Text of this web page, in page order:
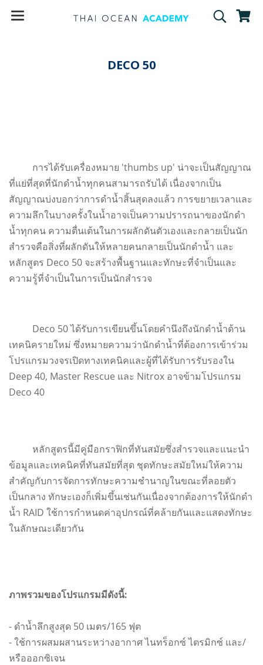
DECO 50
การได้รับเครื่องหมาย 'thumbs up' น่าจะเป็นสัญญาณ
ที่แย่ที่สุดที่นักดำน้ำทุกคนสามารถรับได้ เนื่องจากเป็น
สัญญาณบ่งบอกว่าการดำน้ำสิ้นสุดลงแล้ว การขยายเวลาและ
ความลึกในบางครั้งในน้ำอาจเป็นความปรารถนาของนักดำ
น้ำทุกคน ความตื่นเต้นในการผลักดันตัวเองและกลายเป็นนัก
สำรวจคือสิ่งที่ผลักดันให้หลายคนกลายเป็นนักดำน้ำ และ
หลักสูตร Deco 50 จะสร้างพื้นฐานและทักษะที่จำเป็นและ
ความรู้ที่จำเป็นในการเป็นนักสำรวจ
Deco 50 ได้รับการเขียนขึ้นโดยคำนึงถึงนักดำน้ำด้าน
เทคนิครายใหม่ ซึ่งหมายความว่านักดำน้ำที่ต้องการเข้าร่วม
โปรแกรมวงจรเปิดทางเทคนิคและผู้ที่ได้รับการรับรองใน
Deep 40, Master Rescue และ Nitrox อาจข้ามโปรแกรม
Deco 40
หลักสูตรนี้มีคู่มือกราฟิกที่ทันสมัยซึ่งสำรวจและแนะนำ
ข้อมูลและเทคนิคที่ทันสมัยที่สุด ชุดทักษะสมัยใหม่ให้ความ
สำคัญกับการจัดการทักษะความชำนาญในขณะที่ลอยตัว
เป็นกลาง ทักษะเองก็เพิ่มขึ้นเช่นกันเนื่องจากต้องการให้นักดำ
น้ำ RAID ใช้การกำหนดค่าอุปกรณ์ที่คล้ายกันและแสดงทักษะ
ในลักษณะเดียวกัน
ภาพรวมของโปรแกรมมีดังนี้:
- ดำน้ำลึกสูงสุด 50 เมตร/165 ฟุต
- ใช้การผสมผสานระหว่างอากาศ ไนทร็อกซ์ ไตรมิกซ์ และ/
หรือออกซิเจน